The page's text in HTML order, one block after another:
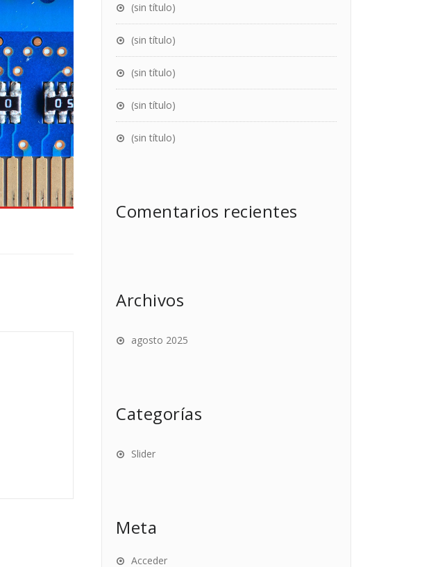
(sin título)
(sin título)
(sin título)
(sin título)
(sin título)
Comentarios recientes
Archivos
agosto 2025
Categorías
Slider
Meta
Acceder